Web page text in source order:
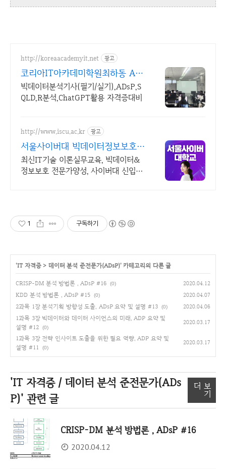
http://koreaacademyit.net 광고
코리아IT아카데미학원최하동 AI/
빅데이터분석 자격증취득
빅데이터분석기사(필기/실기),ADsP,S
QLD,R분석,ChatGPT활용 자격증대비
http://www.iscu.ac.kr 광고
서울사이버대 빅데이터정보보호 2
026 가을학기 신편입생
최신IT기술 이론실무교육, 빅데이터&
정보보호 전문가양성, 사이버대 신입생
1 구독하기
'IT 자격증> 데이터 분석 준전문가(ADsP)' 카테고리의 다른 글
CRISP-DM 분석 방법론 , ADsP #16 (0) 2020.04.12
KDD 분석 방법론 , ADsP #15 (0) 2020.04.07
2과목 1장 분석기획 방향성 도출, ADsP 요약 및 설명 #13 (0) 2020.04.06
1과목 3장 빅데이터와 데이터 사이언스의 미래, ADP 요약 및
설명 #12
(0)
2020.03.17
1과목 3장 전략 인사이트 도출을 위한 필요 역량, ADP 요약 및
설명 #11
(0)
2020.03.17
'IT 자격증 / 데이터 분석 준전문가(ADs
P)' 관련 글
더 보
기
CRISP-DM 분석 방법론 , ADsP #16
2020.04.12